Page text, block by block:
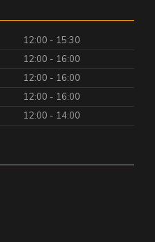
12:00 - 15:30
12:00 - 16:00
12:00 - 16:00
12:00 - 16:00
12:00 - 14:00